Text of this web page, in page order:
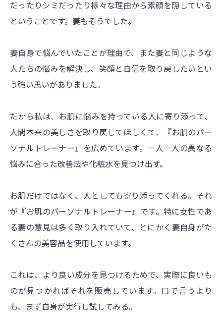
だったりシミだったり様々な理由から素顔を隠している
ということです。妻もそうでした。
妻自身で悩んでいたことが理由で、また妻と同じような
人たちの悩みを解決し、笑顔と自信を取り戻したいとい
う強い思いがありました。
だから私は、お肌に悩みを持っている人に寄り添って、
人間本来の美しさを取り戻してほしくて、『お肌のパー
ソナルトレーナー』を広めています。一人一人の異なる
悩みに合った改善法や化粧水を見つけ出す。
お肌だけではなく、人としても寄り添ってくれる。それ
が『お肌のパーソナルトレーナー』です。特に女性であ
る妻の意見は多く取り入れていて、とにかく妻自身がた
くさんの美容品を使用しています。
これは、より良い成分を見つけるためで、実際に良いも
のが見つかればそれを販売しています。口で言うより
も、まず自身が実行し試してみる。